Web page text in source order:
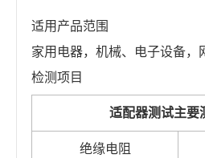
适用产品范围
家用电器，机械、电子设备，
检测项目
适配器测试主要
绝缘电阻